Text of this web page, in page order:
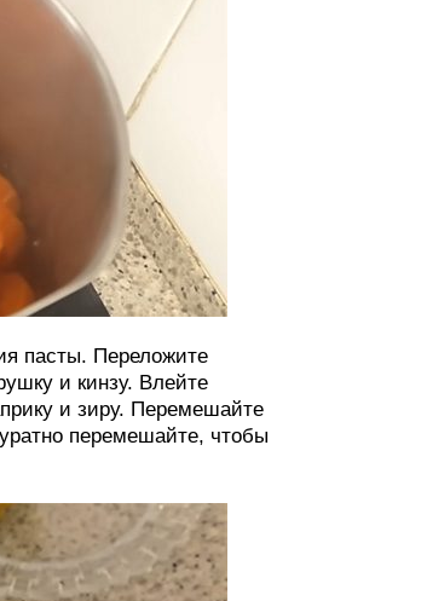
пасты. Переложите
и кинзу. Влейте
и зиру. Перемешайте
перемешайте, чтобы